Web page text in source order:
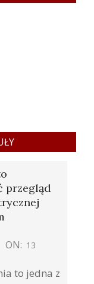
przegląd
ON: 13
to jedna z